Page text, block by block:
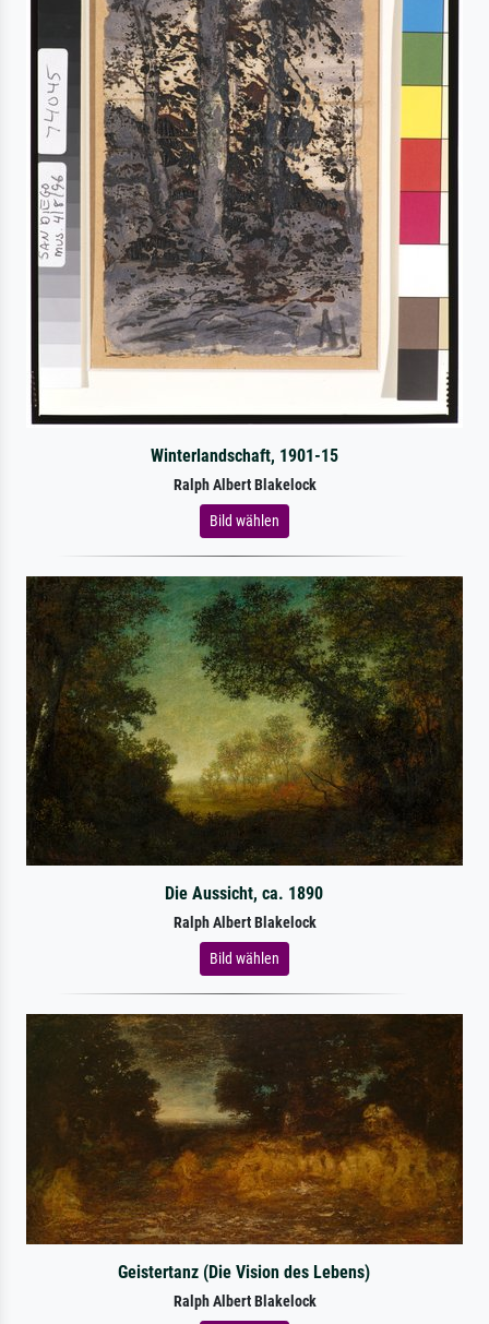
Winterlandschaft, 1901-15
Ralph Albert Blakelock
Bild wählen
Die Aussicht, ca. 1890
Ralph Albert Blakelock
Bild wählen
Geistertanz (Die Vision des Lebens)
Ralph Albert Blakelock